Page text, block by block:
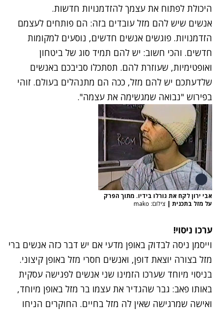
היכולת לפתוח את עצמך להזדמנויות חדשות.
אנשים שיש להם מזל עובדים בזה: הם פותחים לעצמם
הזדמנויות. פוגשים אנשים חדשים, נוסעים למקומות
חדשים. והכי חשוב: יש להם תמיד סוג של ביטחון
ואופטימיות, שעוזרת להם. תסתכלו סביבכם באנשים
שלדעתכם יש להם מזל, ככה הם מתנהלים בעולם. זוהי
בפירוש "נבואה שמגשימה את עצמה".
אבי ירון לקח את גורלו בידיו. מתוך הפרק
על מזל בתכנית | צילום: mako
ערכו ניסוי!
וייסמן ניסה לבדוק באופן מדעי אם יש דבר כזה אנשים ברי
מזל בצורה יוצאת דופן, ואנשים חסרי מזל באופן קיצוני.
בניסוי מיוחד שערכו הזמינו שני אנשים לפגישה עסקית
באותו פאב: גבר שהגדיר את עצמו בר מזל באופן מיוחד,
ואישה שמרגישה שאין לה מזל בחיים. החוקרים הניחו